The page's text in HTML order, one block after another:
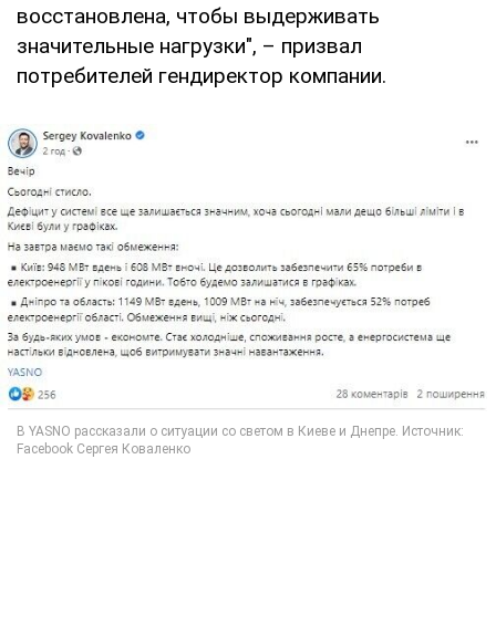
восстановлена, чтобы выдерживать
значительные нагрузки", – призвал
потребителей гендиректор компании.